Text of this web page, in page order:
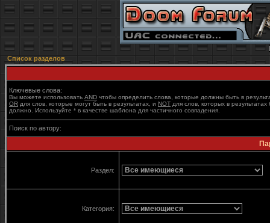
Список разделов
Ключевые слова:
Вы можете использовать AND чтобы определить слова, которые должны быть в
OR для слов, которые могут быть в результатах, и NOT для слов, которых в результатах
должно. Используйте * в качестве шаблона для частичного совпадения.
Поиск по автору:
Раздел:
Категория: